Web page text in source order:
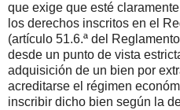
que exige que esté
los derechos inscritos en el
(artículo 51.6.ª del
desde un punto de vista
adquisición de un bien por
acreditarse el régimen
inscribir dicho bien según la